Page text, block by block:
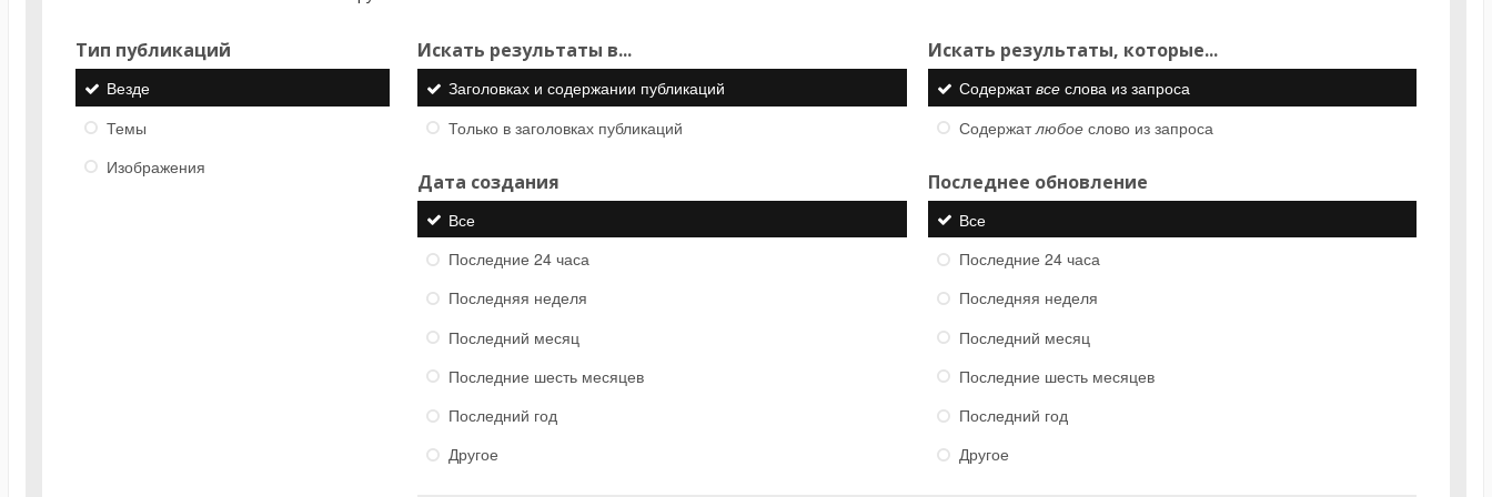
Тип публикаций
Везде
Темы
Изображения
Искать результаты в...
Заголовках и содержании публикаций
Только в заголовках публикаций
Искать результаты, которые...
Содержатвсеслова из запроса
Содержатлюбоеслово из запроса
Дата создания
Все
Последние 24 часа
Последняя неделя
Последний месяц
Последние шесть месяцев
Последний год
Другое
Последнее обновление
Все
Последние 24 часа
Последняя неделя
Последний месяц
Последние шесть месяцев
Последний год
Другое